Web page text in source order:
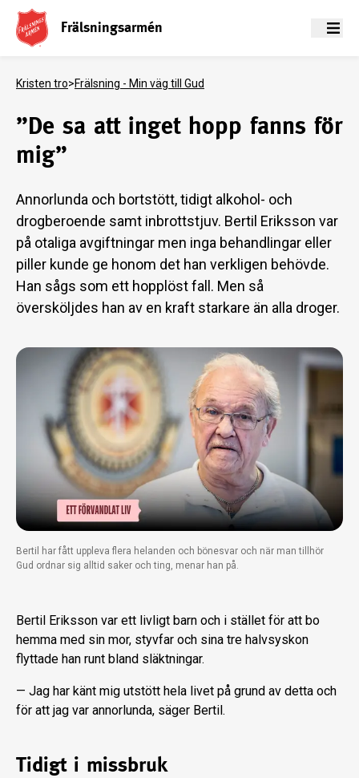
Frälsningsarmén Meny
Kristen tro>Frälsning - Min väg till Gud
”De sa att inget hopp fanns för
mig”
Annorlunda och bortstött, tidigt alkohol- och
drogberoende samt inbrottstjuv. Bertil Eriksson var
på otaliga avgiftningar men inga behandlingar eller
piller kunde ge honom det han verkligen behövde.
Han sågs som ett hopplöst fall. Men så
översköljdes han av en kraft starkare än alla droger.
Bertil har fått uppleva flera helanden och bönesvar och när man tillhör
Gud ordnar sig alltid saker och ting, menar han på.
Bertil Eriksson var ett livligt barn och i stället för att bo
hemma med sin mor, styvfar och sina tre halvsyskon
flyttade han runt bland släktningar.
— Jag har känt mig utstött hela livet på grund av detta och
för att jag var annorlun­da, säger Bertil.
Tidigt i missbruk